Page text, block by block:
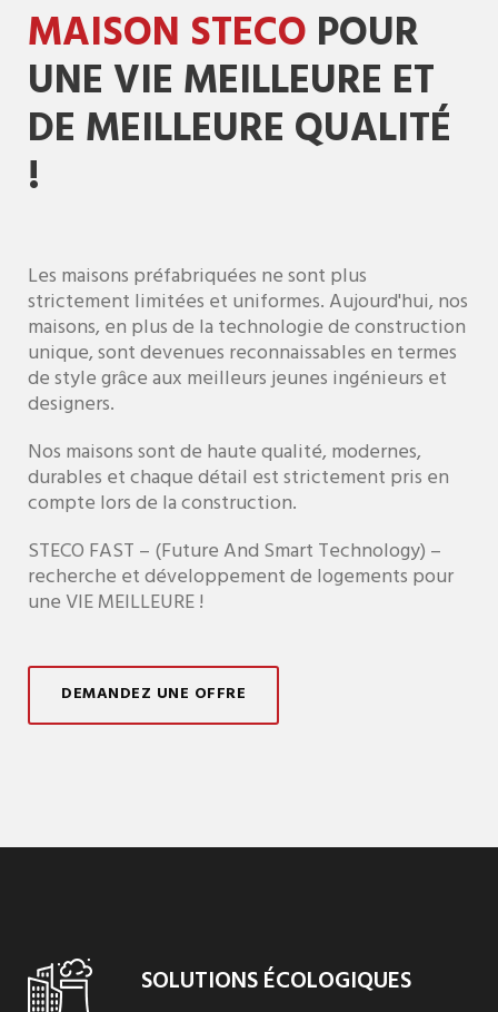
MAISON STECO POUR
UNE VIE MEILLEURE ET
DE MEILLEURE QUALITÉ
!
Les maisons préfabriquées ne sont plus
strictement limitées et uniformes. Aujourd'hui, nos
maisons, en plus de la technologie de construction
unique, sont devenues reconnaissables en termes
de style grâce aux meilleurs jeunes ingénieurs et
designers.
Nos maisons sont de haute qualité, modernes,
durables et chaque détail est strictement pris en
compte lors de la construction.
STECO FAST – (Future And Smart Technology) –
recherche et développement de logements pour
une VIE MEILLEURE !
DEMANDEZ UNE OFFRE
SOLUTIONS ÉCOLOGIQUES